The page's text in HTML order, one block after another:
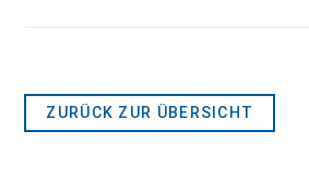
ZURÜCK ZUR ÜBERSICHT